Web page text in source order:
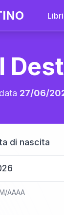
Libri
27/06/
di nascita
AAAA